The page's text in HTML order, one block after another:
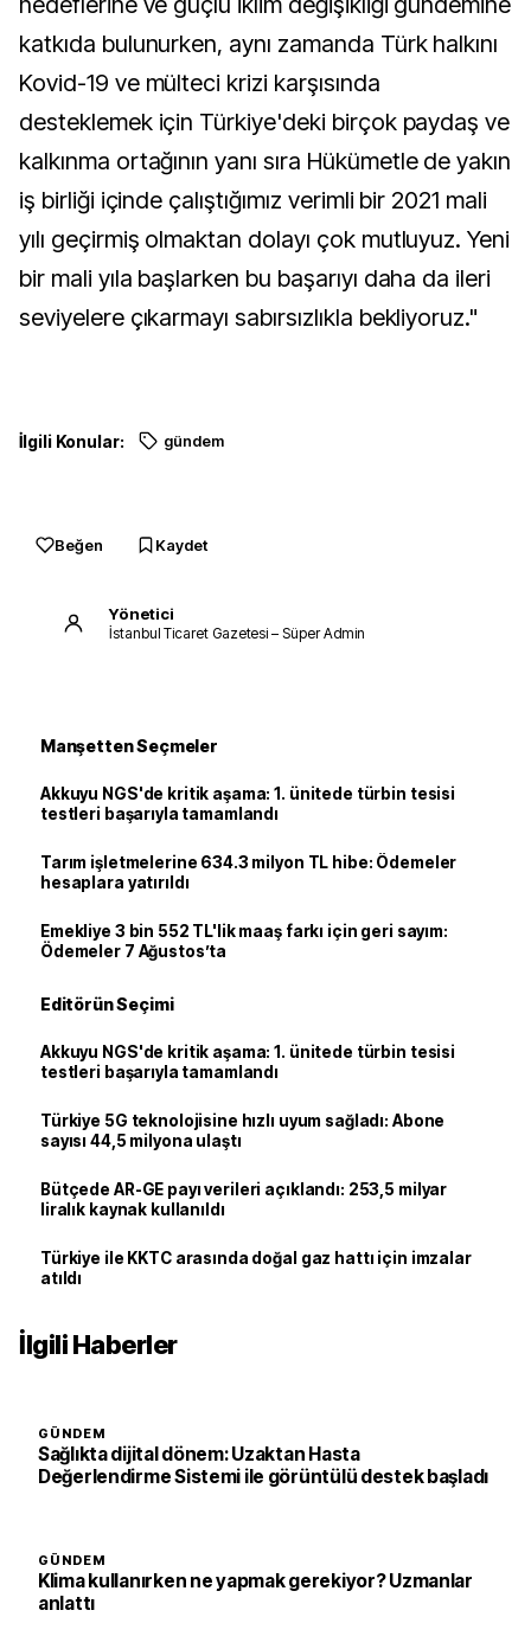
katkıda bulunurken, aynı zamanda Türk halkını
Kovid-19 ve mülteci krizi karşısında
desteklemek için Türkiye'deki birçok paydaş ve
kalkınma ortağının yanı sıra Hükümetle de yakın
iş birliği içinde çalıştığımız verimli bir 2021 mali
yılı geçirmiş olmaktan dolayı çok mutluyuz. Yeni
bir mali yıla başlarken bu başarıyı daha da ileri
seviyelere çıkarmayı sabırsızlıkla bekliyoruz."
İlgili Konular: gündem
Beğen Kaydet
Yönetici
İstanbul Ticaret Gazetesi – Süper Admin
Manşetten Seçmeler
Akkuyu NGS'de kritik aşama: 1. ünitede türbin tesisi
testleri başarıyla tamamlandı
Tarım işletmelerine 634.3 milyon TL hibe: Ödemeler
hesaplara yatırıldı
Emekliye 3 bin 552 TL'lik maaş farkı için geri sayım:
Ödemeler 7 Ağustos’ta
Editörün Seçimi
Akkuyu NGS'de kritik aşama: 1. ünitede türbin tesisi
testleri başarıyla tamamlandı
Türkiye 5G teknolojisine hızlı uyum sağladı: Abone
sayısı 44,5 milyona ulaştı
Bütçede AR-GE payı verileri açıklandı: 253,5 milyar
liralık kaynak kullanıldı
Türkiye ile KKTC arasında doğal gaz hattı için imzalar
atıldı
İlgili Haberler
GÜNDEM
Sağlıkta dijital dönem: Uzaktan Hasta
Değerlendirme Sistemi ile görüntülü destek başladı
GÜNDEM
Klima kullanırken ne yapmak gerekiyor? Uzmanlar
anlattı